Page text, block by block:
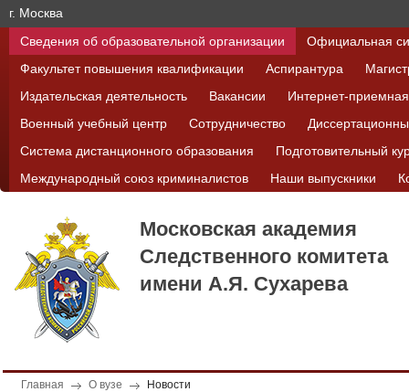
г. Москва
Сведения об образовательной организации
Официальная
Факультет повышения квалификации
Аспирантура
Издательская деятельность
Вакансии
Интернет-приемная
Военный учебный центр
Сотрудничество
Система дистанционного образования
Подготовительный
Международный союз криминалистов
Наши выпускники
Московская академия
Следственного комитета
имени А.Я. Сухарева
Главная О вузе Новости